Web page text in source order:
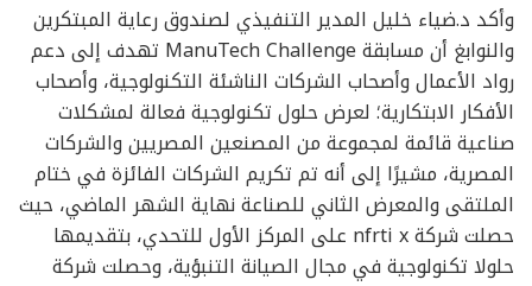
وأكد د.ضياء خليل المدير التنفيذي لصندوق رعاية المبتكرين
والنوابغ أن مسابقة ManuTech Challenge تهدف إلى دعم
رواد الأعمال وأصحاب الشركات الناشئة التكنولوجية، وأصحاب
الأفكار الابتكارية؛ لعرض حلول تكنولوجية فعالة لمشكلات
صناعية قائمة لمجموعة من المصنعين المصريين والشركات
المصرية، مشيرًا إلى أنه تم تكريم الشركات الفائزة في ختام
الملتقى والمعرض الثاني للصناعة نهاية الشهر الماضي، حيث
حصلت شركة nfrti x على المركز الأول للتحدي، بتقديمها
حلولا تكنولوجية في مجال الصيانة التنبؤية، وحصلت شركة